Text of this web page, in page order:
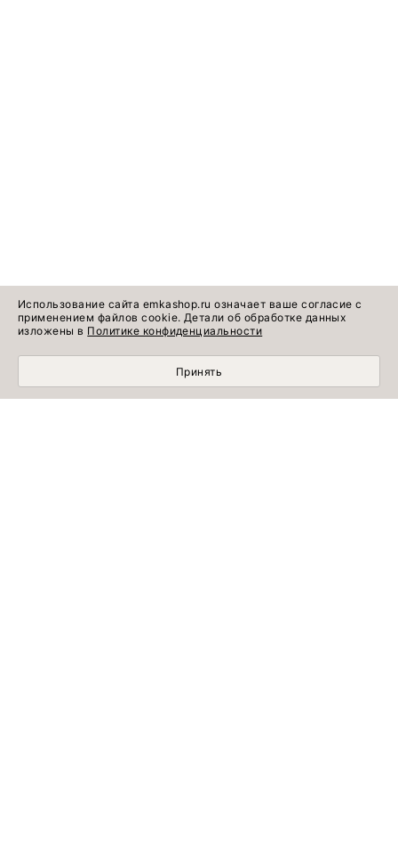
Использование сайта emkashop.ru означает ваше согласие с
применением файлов cookie. Детали об обработке данных
изложены в Политике конфиденциальности
Принять